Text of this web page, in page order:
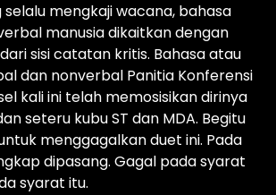
mengkaji wacana, bahasa
manusia dikaitkan dengan
sisi catatan kritis. Bahasa atau
dan nonverbal Panitia Konferensi
kali ini telah memosisikan dirinya
seteru kubu ST dan MDA. Begitu
menggagalkan duet ini. Pada
dipasang. Gagal pada syarat
syarat itu.